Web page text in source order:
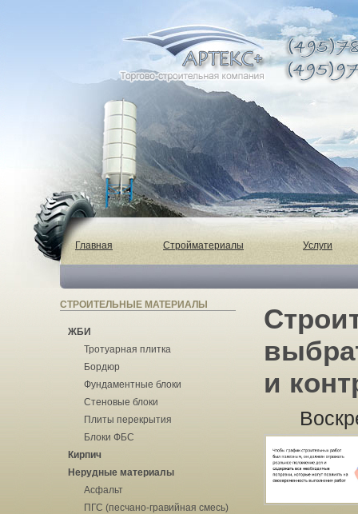
Главная Стройматериалы Услуги
СТРОИТЕЛЬНЫЕ МАТЕРИАЛЫ
ЖБИ
Тротуарная плитка
Бордюр
Фундаментные блоки
Стеновые блоки
Плиты перекрытия
Блоки ФБС
Кирпич
Нерудные материалы
Асфальт
ПГС (песчано-гравийная смесь)
и